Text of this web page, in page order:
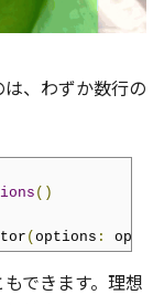
、わずか数行の
()
( options :
できます。理想